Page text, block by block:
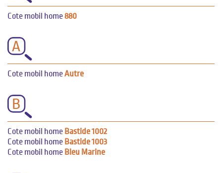
Cote mobil home880
A
Cote mobil homeAutre
B
Cote mobil home Bastide 1002
Cote mobil home Bastide 1003
Cote mobil home Bleu Marine